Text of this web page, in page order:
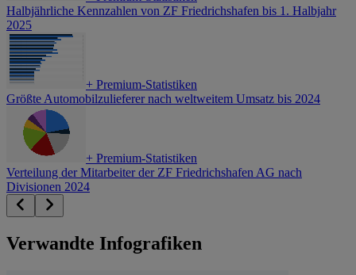
Halbjährliche Kennzahlen von ZF Friedrichshafen bis 1. Halbjahr
2025
+ Premium-Statistiken
Größte Automobilzulieferer nach weltweitem Umsatz bis 2024
+ Premium-Statistiken
Verteilung der Mitarbeiter der ZF Friedrichshafen AG nach
Divisionen 2024
Verwandte Infografiken